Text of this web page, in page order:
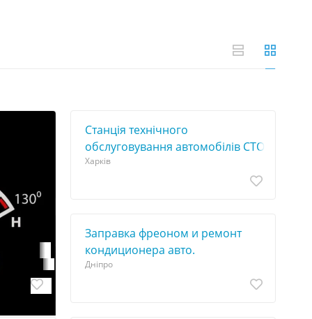
Станція технічного
обслуговування автомобілів СТО
Харків
Santa
Заправка фреоном и ремонт
кoндиционера авто.
Дніпро